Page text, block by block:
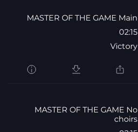
MASTER OF THE GAME Main
02:15
Victory
MASTER OF THE GAME No
choirs